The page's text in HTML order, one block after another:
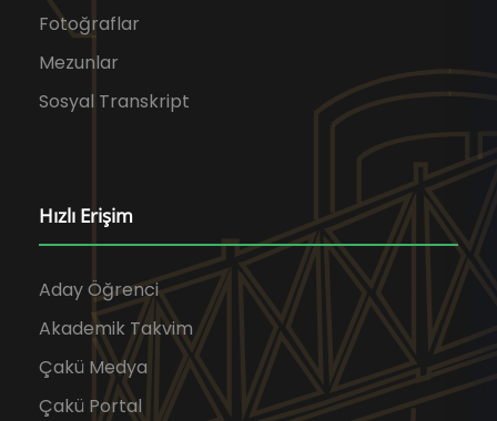
Fotoğraflar
Mezunlar
Sosyal Transkript
Hızlı Erişim
Aday Öğrenci
Akademik Takvim
Çakü Medya
Çakü Portal